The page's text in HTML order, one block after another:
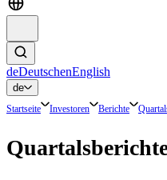
deDeutschenEnglish
de
Startseite Investoren Berichte